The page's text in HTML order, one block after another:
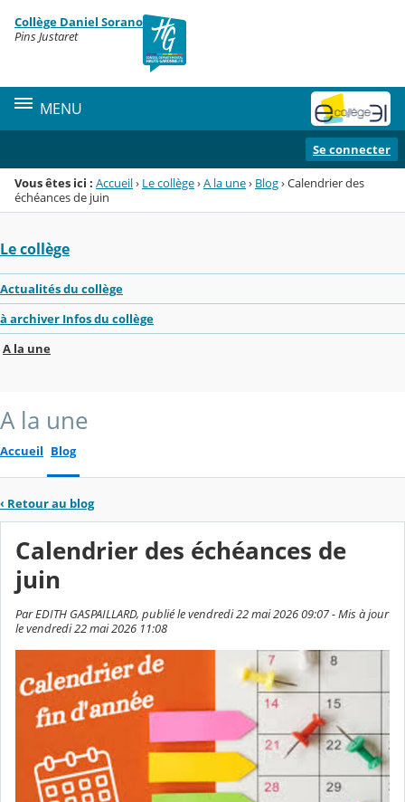
Menu de la rubrique
Contenu
Collège Daniel Sorano
Pins Justaret
MENU
Se connecter
Vous êtes ici : Accueil› Le collège›A la une› Blog›Calendrier des
échéances de juin
Le collège
Actualités du collège
à archiver Infos du collège
A la une
A la une
Accueil Blog
‹ Retour au blog
Calendrier des échéances de
juin
Par EDITH GASPAILLARD, publié le vendredi 22 mai 2026 09:07 - Mis à jour
le vendredi 22 mai 2026 11:08